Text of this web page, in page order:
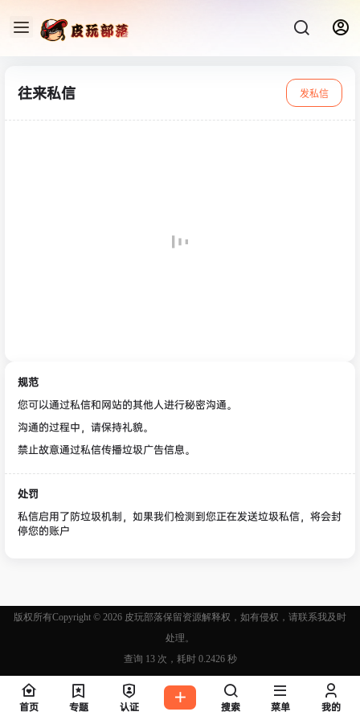
往来私信 发私信
规范
您可以通过私信和网站的其他人进行秘密沟通。
沟通的过程中，请保持礼貌。
禁止故意通过私信传播垃圾广告信息。
处罚
私信启用了防垃圾机制，如果我们检测到您正在发送垃圾私信，将会封
停您的账户
版权所有Copyright © 2026 皮玩部落保留资源解释权，如有侵权，请联系我及时
处理。
查询 13 次，耗时 0.2426 秒
首页 专题 认证 搜索 菜单 我的